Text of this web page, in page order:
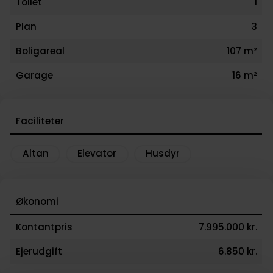
egen garage og udsigt over golfbanen i en rolig
hverdag tæt på både natur og byliv.
Plan
3
Boligareal
107 m²
Garage
16 m²
Faciliteter
Altan Elevator Husdyr
Økonomi
Kontantpris
7.995.000 kr.
Ejerudgift
6.850 kr.